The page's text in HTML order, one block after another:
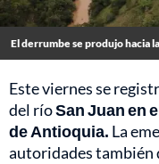
El derrumbe se produjo hacia
Este viernes se
del ríoSan Juan en
deAntioquia. La
autoridades también